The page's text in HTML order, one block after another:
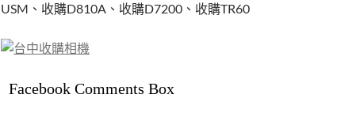
USM、收購D810A、收購D7200、收購TR60
Facebook Comments Box